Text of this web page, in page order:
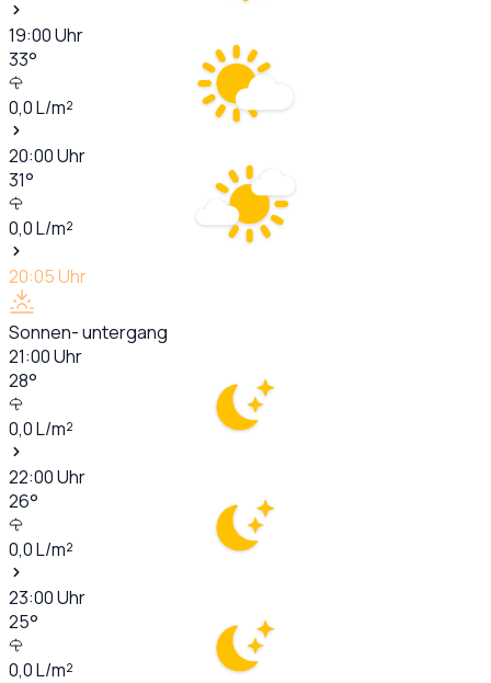
19:00Uhr
33°
0,0L/m²
20:00Uhr
31°
0,0L/m²
20:05Uhr
Sonnen- untergang
21:00Uhr
28°
0,0L/m²
22:00Uhr
26°
0,0L/m²
23:00Uhr
25°
0,0L/m²